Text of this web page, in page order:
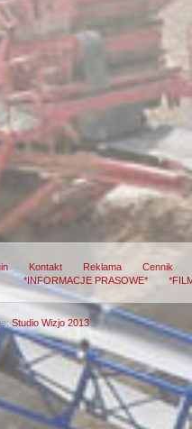
Kontakt Reklama
Cennik
*INFORMACJE PRASOWE*
Studio Wizjo 2013